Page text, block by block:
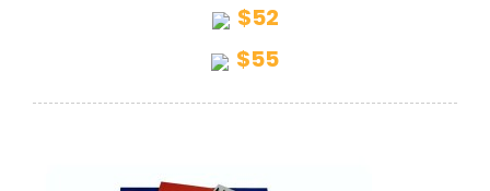
$52
$55